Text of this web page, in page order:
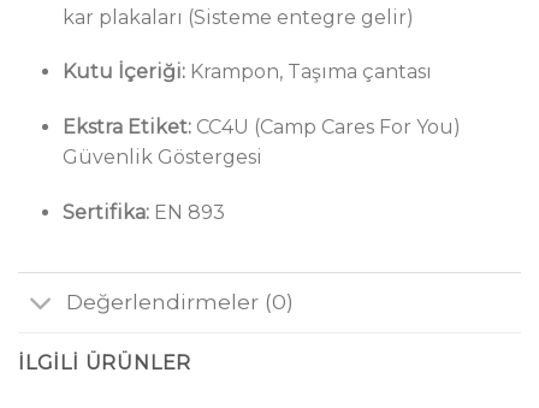
kar plakaları (Sisteme entegre gelir)
Kutu İçeriği:Krampon, Taşıma çantası
Ekstra Etiket:CC4U (Camp Cares For You)
Güvenlik Göstergesi
Sertifika:EN 893
Değerlendirmeler (0)
İLGILI ÜRÜNLER